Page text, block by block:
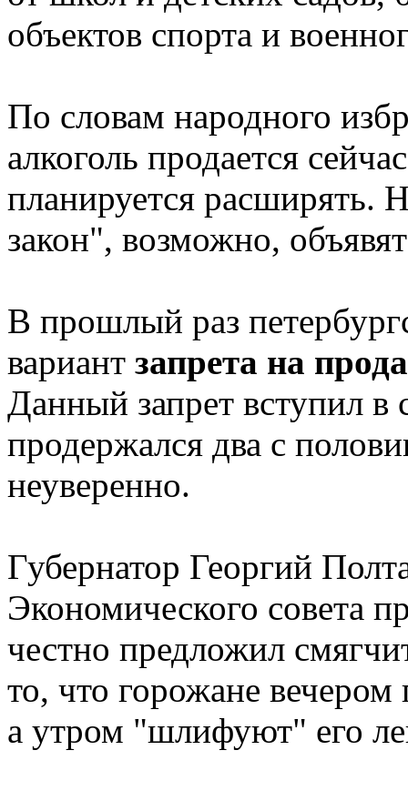
объектов спорта и
По словам народного
алкоголь продается
планируется расширять.
закон", возможно,
В прошлый раз
вариант запрета на
Данный запрет вступил в
продержался два с
неуверенно.
Губернатор Георгий
Экономического совета
честно предложил
то, что горожане
а утром "шлифуют" его